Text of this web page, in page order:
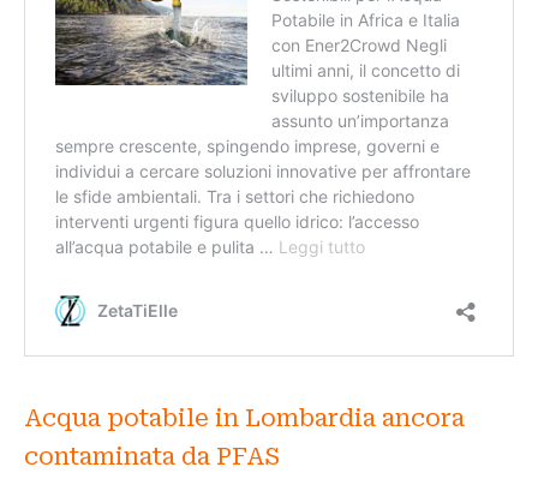
Acqua potabile in Lombardia ancora
contaminata da PFAS